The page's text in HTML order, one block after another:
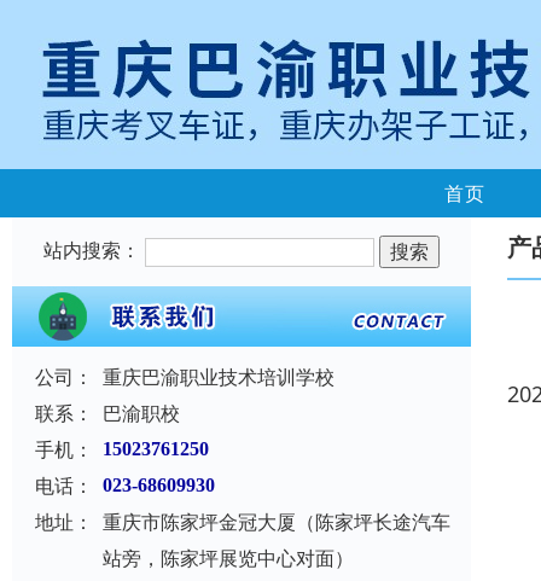
首页
站内搜索：
公司：
重庆巴渝职业技术培训学校
联系：
巴渝职校
手机：
15023761250
电话： 023-68609930
地址：
重庆市陈家坪金冠大厦（陈家坪长途汽车
站旁，陈家坪展览中心对面）
产